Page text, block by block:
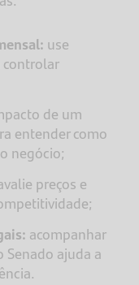
use
de um
entender como
negócio;
preços e
acompanhar
ajuda a